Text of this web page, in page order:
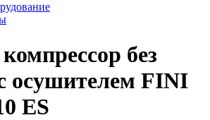
без
осушителем FINI
ES